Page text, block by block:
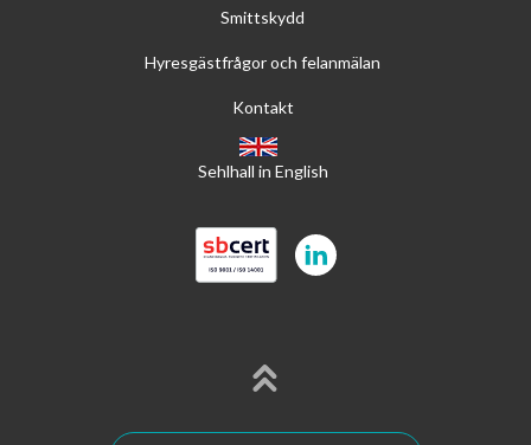
Smittskydd
Hyresgästfrågor och felanmälan
Kontakt
Sehlhall in English